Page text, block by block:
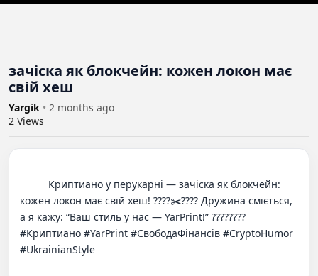
зачіска як блокчейн: кожен локон має
свій хеш
Yargik • 2 months ago
2 Views
кожен локон має свій хеш! ????✂️???? Дружина сміється,
а я кажу: “Ваш стиль у нас — YarPrint!” ????????
#Криптиано #YarPrint #СвободаФінансів #CryptoHumor
#UkrainianStyle